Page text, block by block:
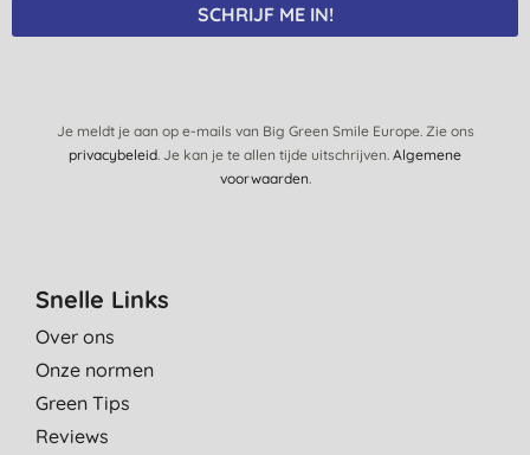
SCHRIJF ME IN!
Je meldt je aan op e-mails van Big Green Smile Europe. Zie ons
privacybeleid. Je kan je te allen tijde uitschrijven. Algemene
voorwaarden.
Snelle Links
Over ons
Onze normen
Green Tips
Reviews